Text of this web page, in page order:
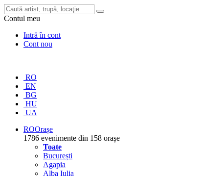
Contul meu
Intră în cont
Cont nou
RO
EN
BG
HU
UA
ROOrașe
1786 evenimente din 158 orașe
Toate
București
Agapia
Alba Iulia